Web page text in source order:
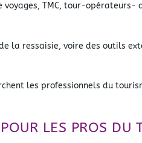
TMC, tour-opérateurs-
la ressaisie, voire des outils
les professionnels du
LES PROS DU